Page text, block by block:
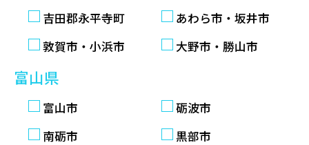
吉田郡永平寺町
あわら市・坂井市
敦賀市・小浜市
大野市・勝山市
富山県
富山市
砺波市
南砺市
黒部市